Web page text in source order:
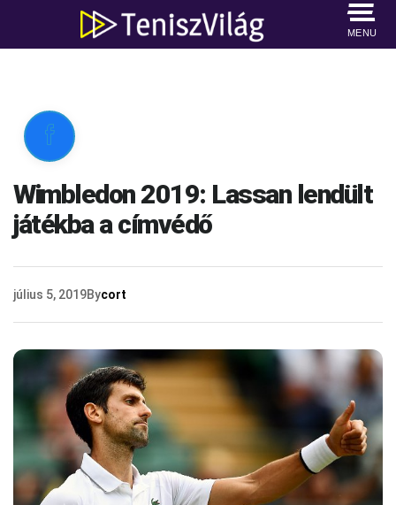
MENU

Wimbledon 2019: Lassan lendült
játékba a címvédő
július 5, 2019Bycort